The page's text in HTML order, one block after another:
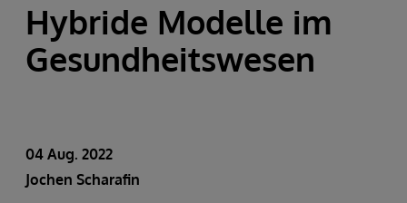
Hybride Modelle im
Gesundheitswesen
04 Aug. 2022
Jochen Scharafin